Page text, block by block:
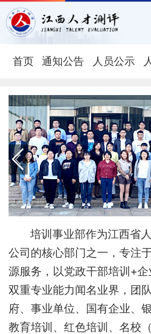
首页 通知公告 人员公示
培训事业部作为江西省
公司的核心部门之一，专注
源服务，以党政干部培训+
双重专业能力闻名业界，团
府、事业单位、国有企业、
教育培训、红色培训、名校